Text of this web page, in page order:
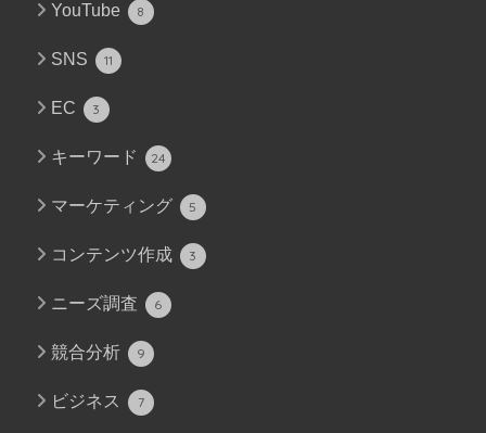
YouTube 8
SNS 11
EC 3
キーワード 24
マーケティング 5
コンテンツ作成 3
ニーズ調査 6
競合分析 9
ビジネス 7